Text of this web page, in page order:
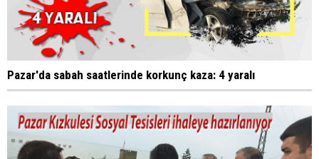
Pazar'da sabah saatlerinde korkunç kaza: 4 yaralı